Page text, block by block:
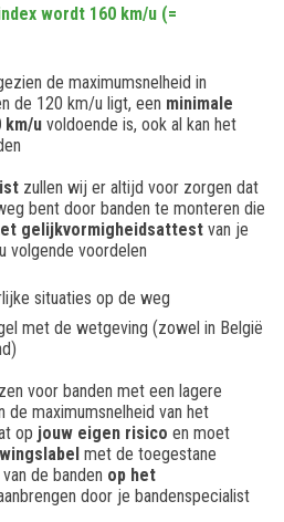
wordt 160 km/u (=
de maximumsnelheid in
de 120 km/u ligt, een minimale
km/u voldoende is, ook al kan het
zullen wij er altijd voor zorgen dat
bent door banden te monteren die
gelijkvormigheidsattest van je
volgende voordelen
situaties op de weg
met de wetgeving (zowel in België
voor banden met een lagere
de maximumsnelheid van het
op jouw eigen risico en moet
met de toegestane
de banden op het
door je bandenspecialist